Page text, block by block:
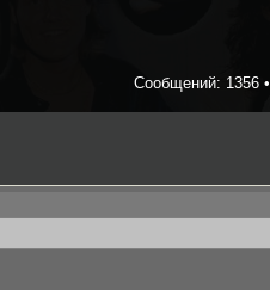
Сообщений: 1356 •